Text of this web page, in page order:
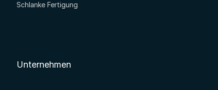
Schlanke Fertigung
Unternehmen